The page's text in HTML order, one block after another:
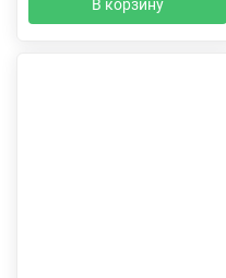
В корзину